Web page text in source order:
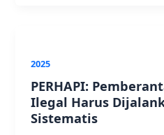
2025
PERHAPI:
Ilegal Harus
Sistematis